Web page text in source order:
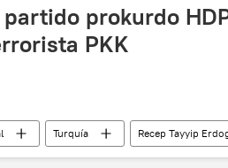
prokurdo
PKK
Turquía
Recep Tayyip
Turquía (HDP)
Partido de los